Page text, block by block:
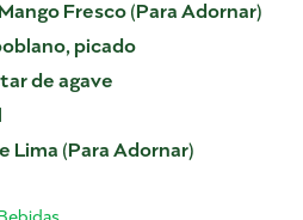
Fresco (Para Adornar)
picado
de agave
Lima (Para Adornar)